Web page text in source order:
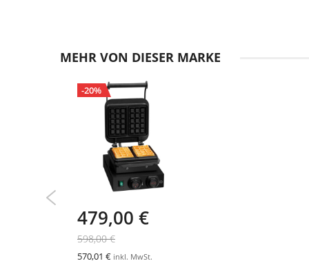
MEHR VON DIESER MARKE
-20%
479,00 €
598,00 €
570,01 € inkl. MwSt.